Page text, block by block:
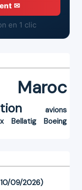
✉
en 1 clic
Maroc
avions
Bellatig
Boeing
10/09/2026)